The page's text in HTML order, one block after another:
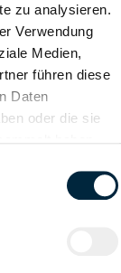
zu analysieren.
Verwendung
Medien,
führen diese
Daten
oder die sie
unseren